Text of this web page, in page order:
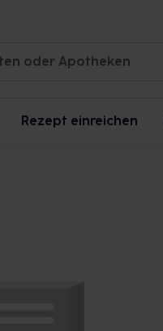
Rezept einreichen